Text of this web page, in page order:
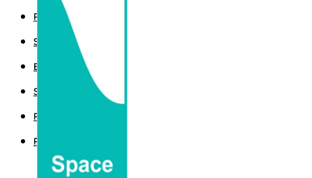
POLITIK
SPORT
EKBIS
SAINTEK
PEMERINTAHAN
PARLEMEN